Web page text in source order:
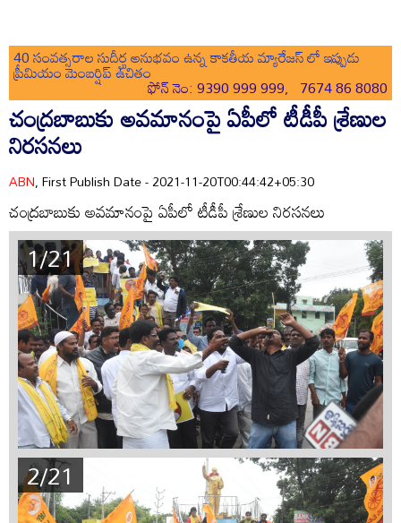
40 సంవత్సరాల సుదీర్ఘ అనుభవం ఉన్న కాకతీయ మ్యారేజస్ లో ఇప్పుడు
ప్రీమియం మెంబర్షిప్ ఉచితం
ఫోన్ నెం: 9390 999 999, 7674 86 8080
చంద్రబాబుకు అవమానంపై ఏపీలో టీడీపీ శ్రేణుల
నిరసనలు
ABN, First Publish Date - 2021-11-20T00:44:42+05:30
చంద్రబాబుకు అవమానంపై ఏపీలో టీడీపీ శ్రేణుల నిరసనలు
1/21
2/21